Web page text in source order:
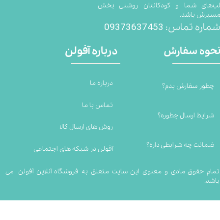
شما و کودکانتان روشنی بخش
باشد.
تماس: 09373637453
سفارش
چطور سفارش بدم؟
شرایط ارسال چطوره؟
ضمانت چه شرایطی داره؟
تمام حقوق مادی و معنوی این سایت متعلق به فروشگاه آنلاین آفولن می
باشد.
درباره آفولن
درباره ما
تماس با ما
روش های ارسال کالا
آفولن در شبکه های اجتماعی